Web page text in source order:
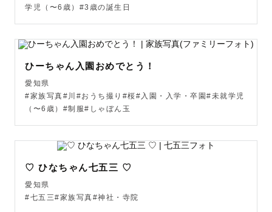
お誕生日を迎える記念や、お宮参りや七五三などの節目な
ご家族にとって大切な想い出となる一日だから
パパママにとっても、お子さまにとっても、
楽しい想い出になる一日を過ごしていただけるよう心掛け
ています☺️
シャボン玉などの遊び道具を使ったり、私も一緒になって
遊んだりしながら撮影させて頂いてます♪
学児（〜6歳）#3歳の誕生日
ひーちゃん入園おめでとう！
愛知県
#家族写真#川#おうち撮り#桜#入園・入学・卒園#未就学児
（〜6歳）#制服#しゃぼん玉
♡ ひなちゃん七五三 ♡
愛知県
#七五三#家族写真#神社・寺院